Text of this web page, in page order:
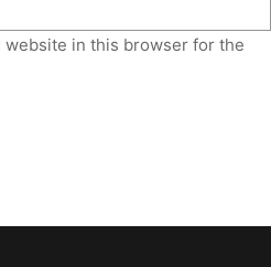
website in this browser for the